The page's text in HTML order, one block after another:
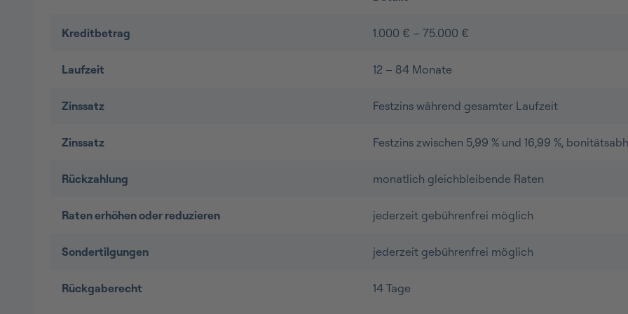
Kreditbetrag 1.000 € – 75.000 €
Laufzeit 12 – 84 Monate
Zinssatz Festzins während gesamter Laufzeit
Zinssatz Festzins zwischen 5,99 % und 16,99 %,
Rückzahlung monatlich gleichbleibende Raten
Raten erhöhen oder reduzieren jederzeit gebührenfrei möglich
Sondertilgungen jederzeit gebührenfrei möglich
Rückgaberecht 14 Tage